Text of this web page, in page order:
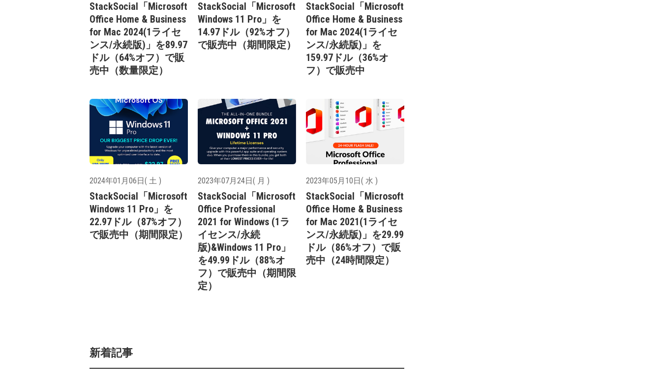
StackSocial「Microsoft
Office Home & Business
for Mac 2024(1ライセ
ンス/永続版)」を89.97
ドル（64%オフ）で販
売中（数量限定）
StackSocial「Microsoft
Windows 11 Pro」を
14.97ドル（92%オフ）
で販売中（期間限定）
StackSocial「Microsoft
Office Home & Business
for Mac 2024(1ライセ
ンス/永続版)」を
159.97ドル（36%オ
フ）で販売中
2024年01月06日( 土 )
StackSocial「Microsoft
Windows 11 Pro」を
22.97ドル（87%オフ）
で販売中（期間限定）
2023年07月24日( 月 )
StackSocial「Microsoft
Office Professional
2021 for Windows (1ラ
イセンス/永続
版)&Windows 11 Pro」
を49.99ドル（88%オ
フ）で販売中（期間限
定）
2023年05月10日( 水 )
StackSocial「Microsoft
Office Home & Business
for Mac 2021(1ライセ
ンス/永続版)」を29.99
ドル（86%オフ）で販
売中（24時間限定）
新着記事